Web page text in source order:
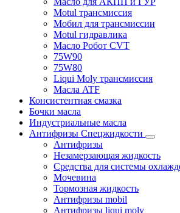
Motul трансмиссия
Мобил для трансмиссии
Motul гидравлика
Масло Робот CVT
75W90
75W80
Liqui Moly трансмиссия
Масла ATF
Консистентная смазка
Бочки масла
Индустриальные масла
Антифризы Спецжидкости
Антифризы
Незамерзающая жидкость
Средства для системы
Мочевина
Тормозная жидкость
Антифризы mobil
Антифризы liqui moly